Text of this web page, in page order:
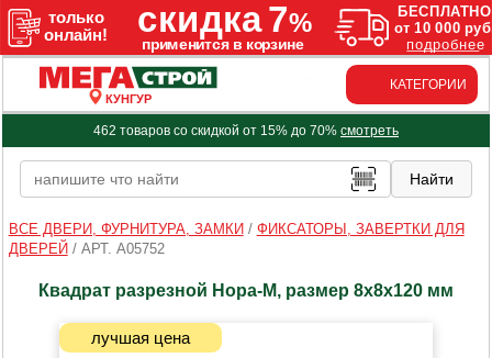
КУНГУР
КАТЕГОРИИ
462 товаров со скидкой от 15% до 70% смотреть
ВСЕ ДВЕРИ, ФУРНИТУРА, ЗАМКИ / ФИКСАТОРЫ, ЗАВЕРТКИ ДЛЯ
ДВЕРЕЙ / АРТ. A05752
Квадрат разрезной Нора-М, размер 8х8х120 мм